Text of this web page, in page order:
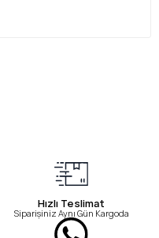
Hızlı Teslimat
Siparişiniz Aynı Gün Kargoda